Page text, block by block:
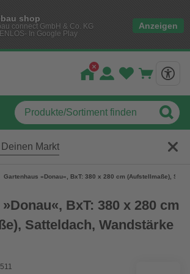
shop
connect GmbH & Co. KG
In Google Play
Anzeigen
Markt
Gartenhaus »Donau«, BxT: 380 x 280 cm (Aufstellmaße),
BxT: 380 x 280 cm
Satteldach, Wandstärke